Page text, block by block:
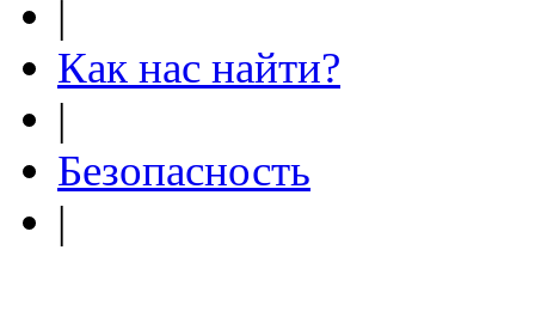
|
Как нас найти?
|
Безопасность
|